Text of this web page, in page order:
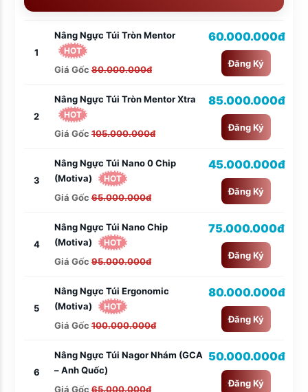
1
Nâng Ngực Túi Tròn Mentor
HOT
Giá Gốc 80.000.000đ
60.000.000đ
Đăng Ký
2
Nâng Ngực Túi Tròn Mentor Xtra
HOT
Giá Gốc 105.000.000đ
85.000.000đ
Đăng Ký
3
Nâng Ngực Túi Nano 0 Chip
(Motiva)
HOT
Giá Gốc 65.000.000đ
45.000.000đ
Đăng Ký
4
Nâng Ngực Túi Nano Chip
(Motiva)
HOT
Giá Gốc 95.000.000đ
75.000.000đ
Đăng Ký
5
Nâng Ngực Túi Ergonomic
(Motiva)
HOT
Giá Gốc 100.000.000đ
80.000.000đ
Đăng Ký
6
Nâng Ngực Túi Nagor Nhám (GCA
– Anh Quốc)
Giá Gốc 65.000.000đ
50.000.000đ
Đăng Ký